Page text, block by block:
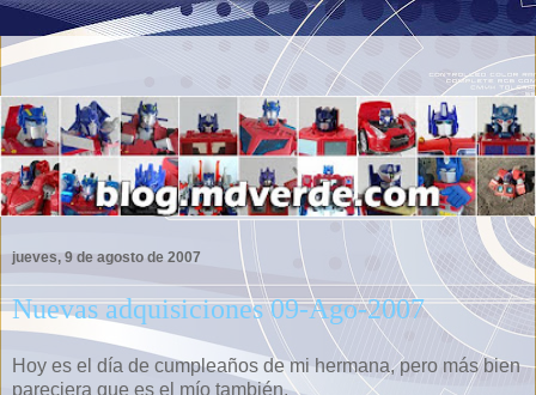
jueves, 9 de agosto de 2007
Nuevas adquisiciones 09-Ago-2007
Hoy es el día de cumpleaños de mi hermana, pero más bien
pareciera que es el mío también.